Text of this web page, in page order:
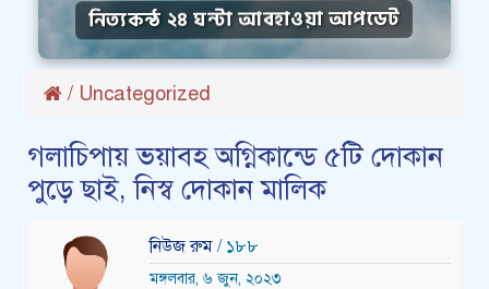
নিত্যকন্ঠ ২৪ ঘন্টা আবহাওয়া আপডেট
/ Uncategorized
গলাচিপায় ভয়াবহ অগ্নিকান্ডে ৫টি দোকান
পুড়ে ছাই, নিস্ব দোকান মালিক
নিউজ রুম / ১৮৮
মঙ্গলবার, ৬ জুন, ২০২৩